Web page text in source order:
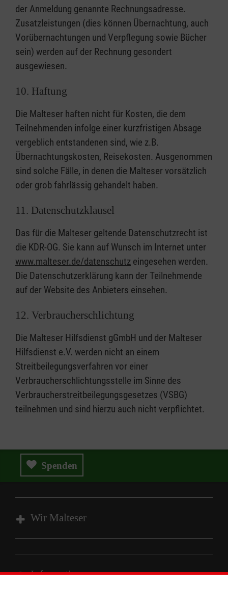
der Anmeldung genannte Rechnungsadresse.
Zusatzleistungen (dies können Übernachtung, auch
Vorübernachtungen und Verpflegung sowie Bücher
sein) werden auf der Rechnung gesondert
ausgewiesen.
10. Haftung
Die Malteser haften nicht für Kosten, die dem
Teilnehmenden infolge einer kurzfristigen Absage
vergeblich entstandenen sind, wie z.B.
Übernachtungskosten, Reisekosten. Ausgenommen
sind solche Fälle, in denen die Malteser vorsätzlich
oder grob fahrlässig gehandelt haben.
11. Datenschutzklausel
Das für die Malteser geltende Datenschutzrecht ist
die KDR-OG. Sie kann auf Wunsch im Internet unter
www.malteser.de/datenschutz eingesehen werden.
Die Datenschutzerklärung kann der Teilnehmende
auf der Website des Anbieters einsehen.
12. Verbraucherschlichtung
Die Malteser Hilfsdienst gGmbH und der Malteser
Hilfsdienst e.V. werden nicht an einem
Streitbeilegungsverfahren vor einer
Verbraucherschlichtungsstelle im Sinne des
Verbraucherstreitbeilegungsgesetzes (VSBG)
teilnehmen und sind hierzu auch nicht verpflichtet.
Spenden
Wir Malteser
Spenden & Helfen
Angebote & Leistungen
Informationen